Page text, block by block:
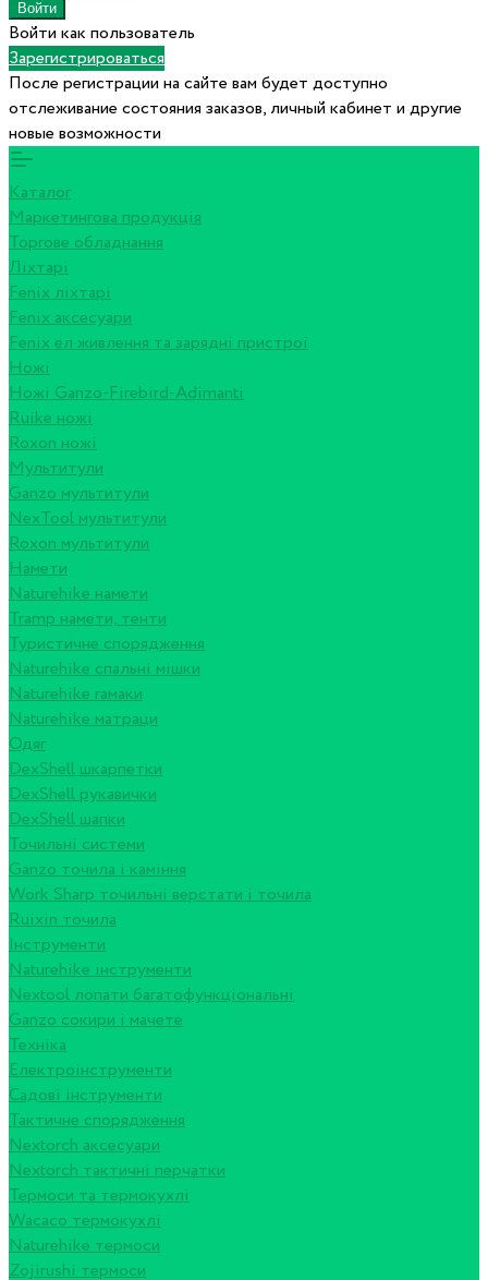
Войти как пользователь
Зарегистрироваться
После регистрации на сайте вам будет доступно
отслеживание состояния заказов, личный кабинет и другие
новые возможности
Каталог
Маркетингова продукція
Торгове обладнання
Ліхтарі
Fenix ліхтарі
Fenix аксесуари
Fenix ел живлення та зарядні пристрої
Ножі
Ножі Ganzo-Firebird-Adimanti
Ruike ножі
Roxon ножi
Мультитули
Ganzo мультитули
NexTool мультитули
Roxon мультитули
Намети
Naturehike намети
Tramp намети, тенти
Туристичне спорядження
Naturehike спальні мішки
Naturehike гамаки
Naturehike матраци
Одяг
DexShell шкарпетки
DexShell рукавички
DexShell шапки
Точильні системи
Ganzo точила і каміння
Work Sharp точильні верстати і точила
Ruixin точила
Інструменти
Naturehike інструменти
Nextool лопати багатофункціональні
Ganzo сокири і мачете
Техніка
Електроінструменти
Садові інструменти
Тактичне спорядження
Nextorch аксесуари
Nextorch тактичні перчатки
Термоси та термокухлі
Wacaco термокухлі
Naturehike термоси
Zojirushi термоси